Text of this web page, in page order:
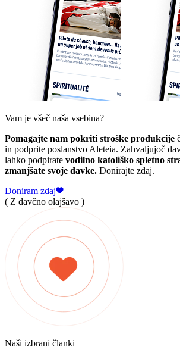
Vam je všeč naša vsebina?
Pomagajte nam pokriti stroške produkcije
in podprite poslanstvo Aleteia. Zahvaljujoč
lahko podpirate vodilno katoliško spletno
zmanjšate svoje davke. Donirajte zdaj.
Doniram zdaj
( Z davčno olajšavo )
Naši izbrani članki